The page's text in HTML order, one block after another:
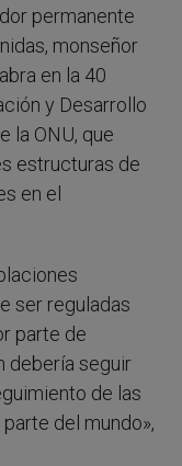
permanente
monseñor
en la 40
y Desarrollo
la ONU, que
estructuras de
en el
ser reguladas
parte de
debería seguir
de las
del mundo»,